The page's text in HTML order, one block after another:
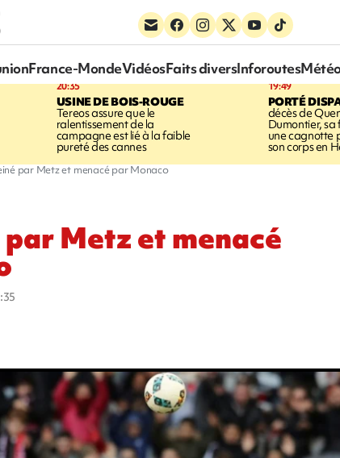
France-MondeVidéosFaits diversInforoutes
20:35
USINE DE BOIS-ROUGE
Tereos assure que le
ralentissement de la
campagne est lié à la faible
pureté des cannes
19:49
PORTÉ
décès de
Dumontier, sa
une cagnotte
son corps en
par Metz et menacé par Monaco
Metz et menacé